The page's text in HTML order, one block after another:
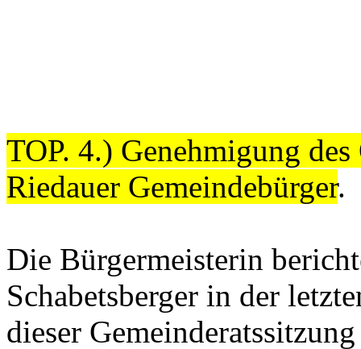
TOP. 4.) Genehmigung
Riedauer Gemeindebürger.
Die Bürgermeisterin
Schabetsberger in der
dieser